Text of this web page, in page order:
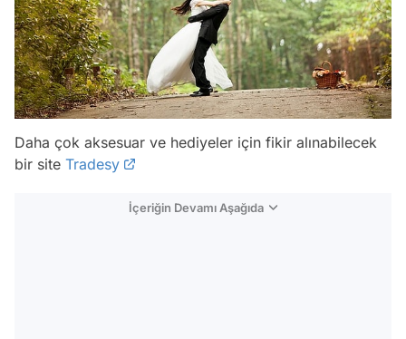
Daha çok aksesuar ve hediyeler için fikir alınabilecek
bir site Tradesy
İçeriğin Devamı Aşağıda